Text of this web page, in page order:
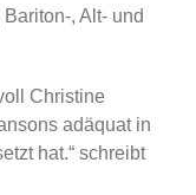
, Alt- und
Christine
adäquat in
hat.“ schreibt